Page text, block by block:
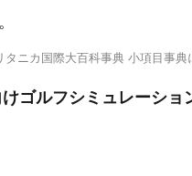
タニカ国際大百科事典 小項目事
ゴルフシミュレーショ